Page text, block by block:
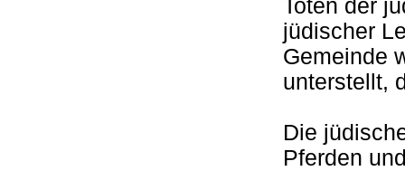
Toten der
jüdischer
Gemeinde
unterstellt,
Die
Pferden